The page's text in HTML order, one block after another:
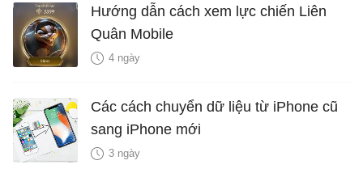
Hướng dẫn cách xem lực chiến Liên
Quân Mobile
4 ngày
Các cách chuyển dữ liệu từ iPhone cũ
sang iPhone mới
3 ngày